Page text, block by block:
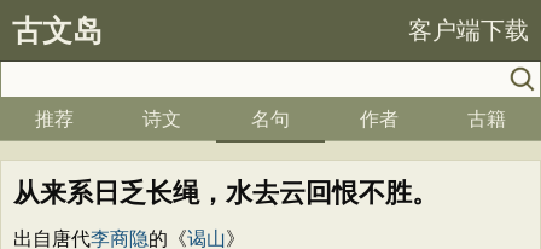
古文岛 客户端下载
推荐 诗文 名句 作者 古籍
从来系日乏长绳，水去云回恨不胜。
出自唐代李商隐的《谒山》